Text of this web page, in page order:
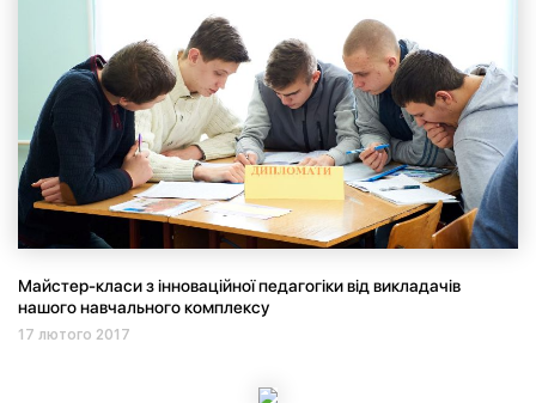
Майстер-класи з інноваційної педагогіки від викладачів
нашого навчального комплексу
17 лютого 2017